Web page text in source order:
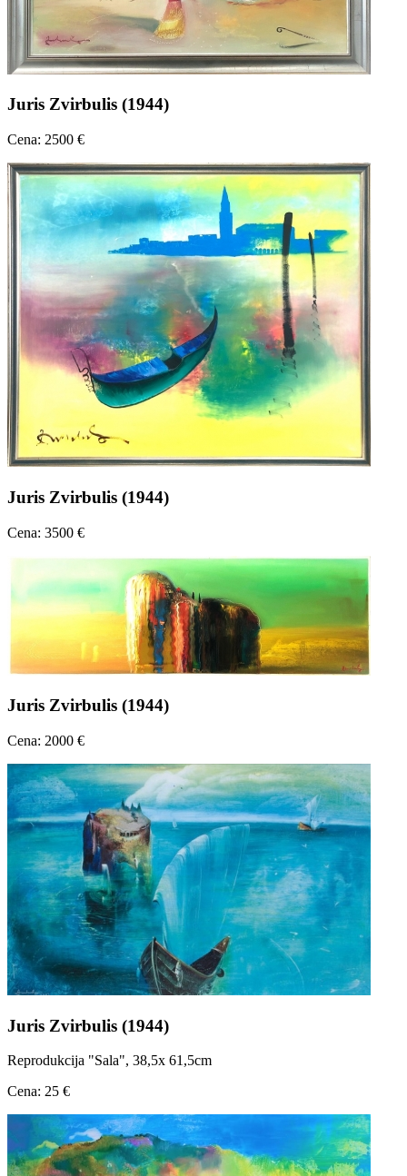
Juris Zvirbulis (1944)
Cena: 2500 €
Juris Zvirbulis (1944)
Cena: 3500 €
Juris Zvirbulis (1944)
Cena: 2000 €
Juris Zvirbulis (1944)
Reprodukcija "Sala", 38,5x 61,5cm
Cena: 25 €